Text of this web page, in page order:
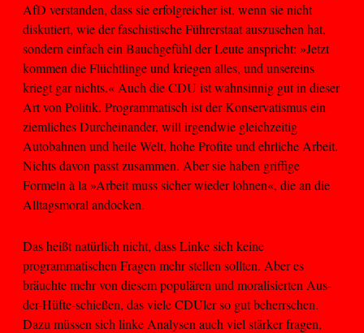
AfD verstanden, dass sie erfolgreicher ist, wenn sie nicht
diskutiert, wie der faschistische Führerstaat auszusehen hat,
sondern einfach ein Bauchgefühl der Leute anspricht: »Jetzt
kommen die Flüchtlinge und kriegen alles, und unsereins
kriegt gar nichts.« Auch die CDU ist wahnsinnig gut in dieser
Art von Politik. Programmatisch ist der Konservatismus ein
ziemliches Durcheinander, will irgendwie gleichzeitig
Autobahnen und heile Welt, hohe Profite und ehrliche Arbeit.
Nichts davon passt zusammen. Aber sie haben griffige
Formeln à la »Arbeit muss sicher wieder lohnen«, die an die
Alltagsmoral andocken.
Das heißt natürlich nicht, dass Linke sich keine
programmatischen Fragen mehr stellen sollten. Aber es
bräuchte mehr von diesem populären und moralisierten Aus-
der-Hüfte-schießen, das viele CDUler so gut beherrschen.
Dazu müssen sich linke Analysen auch viel stärker fragen,